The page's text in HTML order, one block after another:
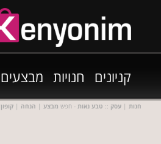
קניונים חנויות מבצעים
חנות | עסק :: טבע נאות - חפש מבצע | הנחה | קופון